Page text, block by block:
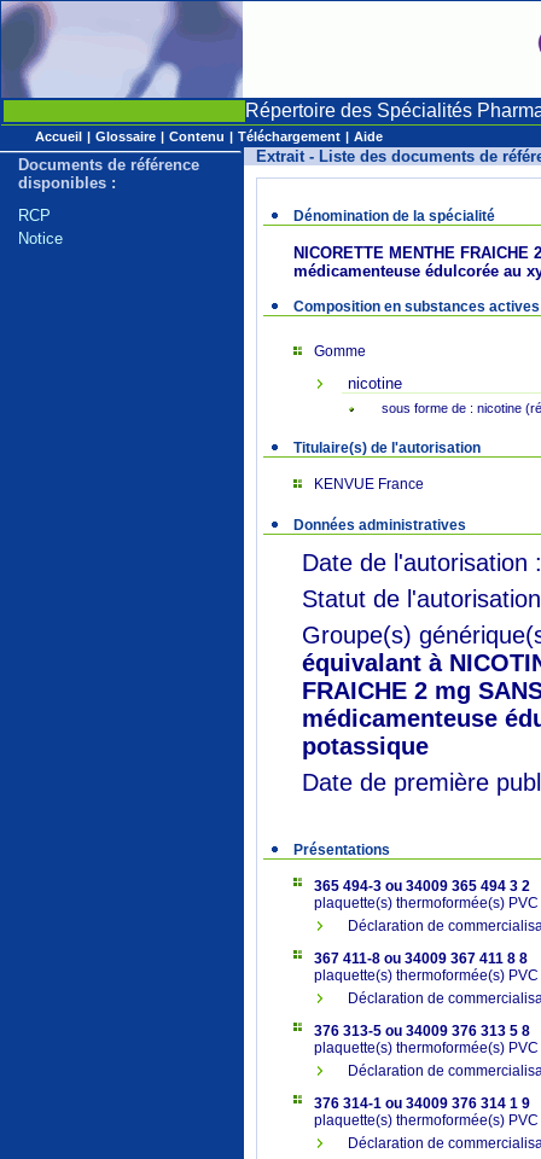
Répertoire des Spécialités
Accueil | Glossaire | Contenu | Téléchargement | Aide
Documents de référence
disponibles :
RCP
Notice
Extrait - Liste des documents de
Dénomination de la spécialité
NICORETTE MENTHE
médicamenteuse édulcorée au
Composition en substances actives
Gomme
nicotine
sous forme de : nicotine
Titulaire(s) de l'autorisation
KENVUE France
Données administratives
Date de l'autorisation
Statut de
Groupe(s)
équivalant à
FRAICHE 2 mg
médicamenteuse
potassique
Date de première
Présentations
365 494-3 ou 34009 365 494 3 2
plaquette(s) thermoformée(s)
Déclaration de
367 411-8 ou 34009 367 411 8 8
plaquette(s) thermoformée(s)
Déclaration de
376 313-5 ou 34009 376 313 5 8
plaquette(s) thermoformée(s)
Déclaration de
376 314-1 ou 34009 376 314 1 9
plaquette(s) thermoformée(s)
Déclaration de